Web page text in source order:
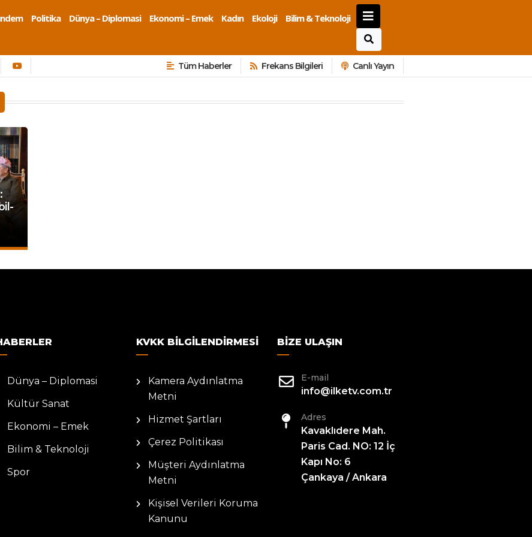
Politika Dünya – Diplomasi Ekonomi – Emek Kadın Ekoloji
Bilim & Teknoloji
Tüm Haberler Frekans Bilgileri Canlı Yayın
Dünya – Diplomasi
Kültür Sanat
Ekonomi – Emek
Bilim & Teknoloji
Spor
KVKK BILGILENDIRMESI
Kamera Aydınlatma
Metni
Hizmet Şartları
Çerez Politikası
Müşteri Aydınlatma
Metni
Kişisel Verileri Koruma
Kanunu
BIZE ULAŞIN
E-mail
info@ilketv.com.tr
Adres
Kavaklıdere Mah.
Paris Cad. NO: 12 İç
Kapı No: 6
Çankaya / Ankara